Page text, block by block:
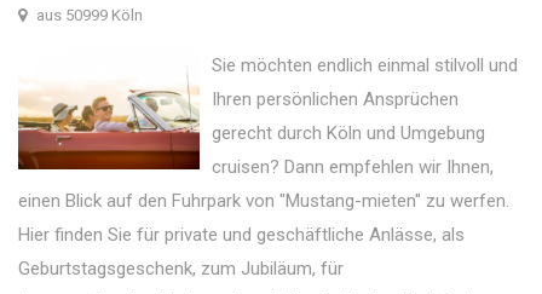
aus 50999 Köln
Sie möchten endlich einmal stilvoll und
Ihren persönlichen Ansprüchen
gerecht durch Köln und Umgebung
cruisen? Dann empfehlen wir Ihnen,
einen Blick auf den Fuhrpark von "Mustang-mieten" zu werfen.
Hier finden Sie für private und geschäftliche Anlässe, als
Geburtstagsgeschenk, zum Jubiläum, für